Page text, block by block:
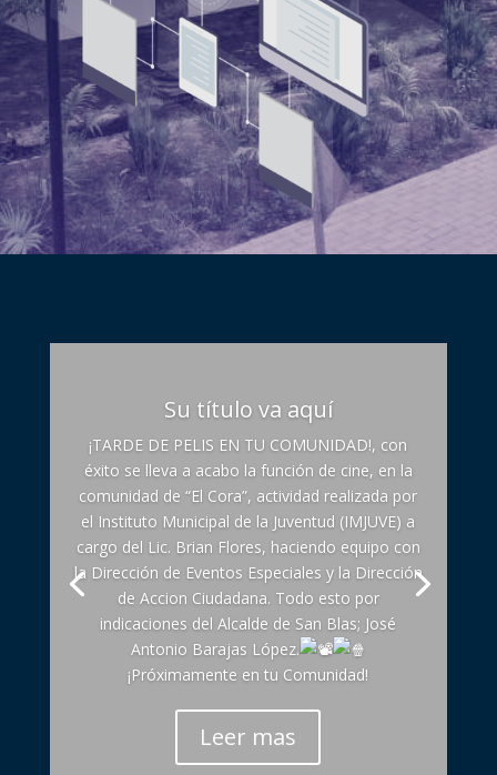
Su título va aquí
¡TARDE DE PELIS EN TU COMUNIDAD!, con
éxito se lleva a acabo la función de cine, en la
comunidad de “El Cora”, actividad realizada por
el Instituto Municipal de la Juventud (IMJUVE) a
cargo del Lic. Brian Flores, haciendo equipo con
la Dirección de Eventos Especiales y la Dirección
de Accion Ciudadana. Todo esto por
indicaciones del Alcalde de San Blas; José
Antonio Barajas López.
¡Próximamente en tu Comunidad!
Leer mas